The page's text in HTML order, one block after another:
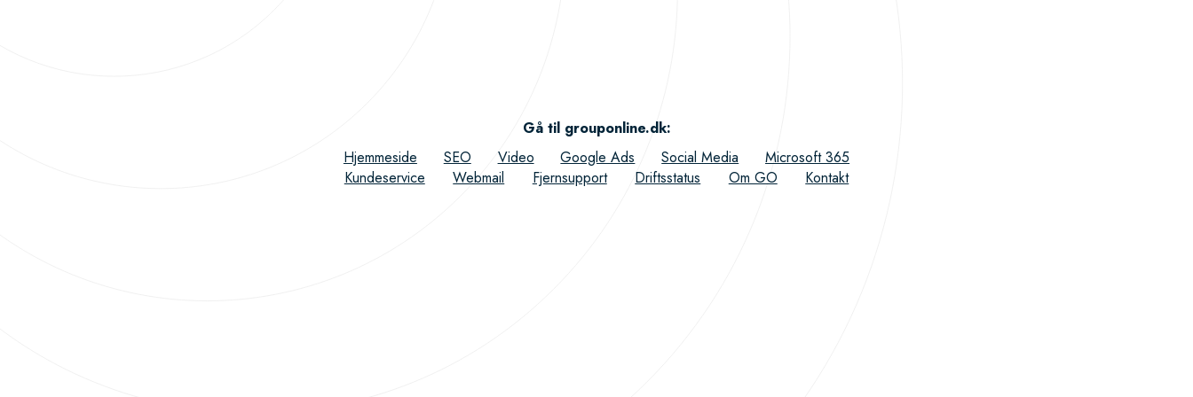
Gå til grouponline.dk:
Hjemmeside
SEO Video Google Ads Social Media
Microsoft 365
Kundeservice
Webmail Fjernsupport Driftsstatus Om GO Kontakt